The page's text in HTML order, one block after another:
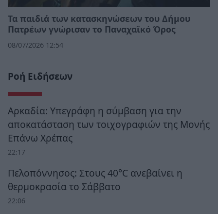
Τα παιδιά των κατασκηνώσεων του Δήμου
Πατρέων γνώρισαν το Παναχαϊκό Όρος
08/07/2026 12:54
Ροή Ειδήσεων
Αρκαδία: Υπεγράφη η σύμβαση για την
αποκατάσταση των τοιχογραφιών της Μονής
Επάνω Χρέπας
22:17
Πελοπόννησος: Στους 40°C ανεβαίνει η
θερμοκρασία το Σάββατο
22:06